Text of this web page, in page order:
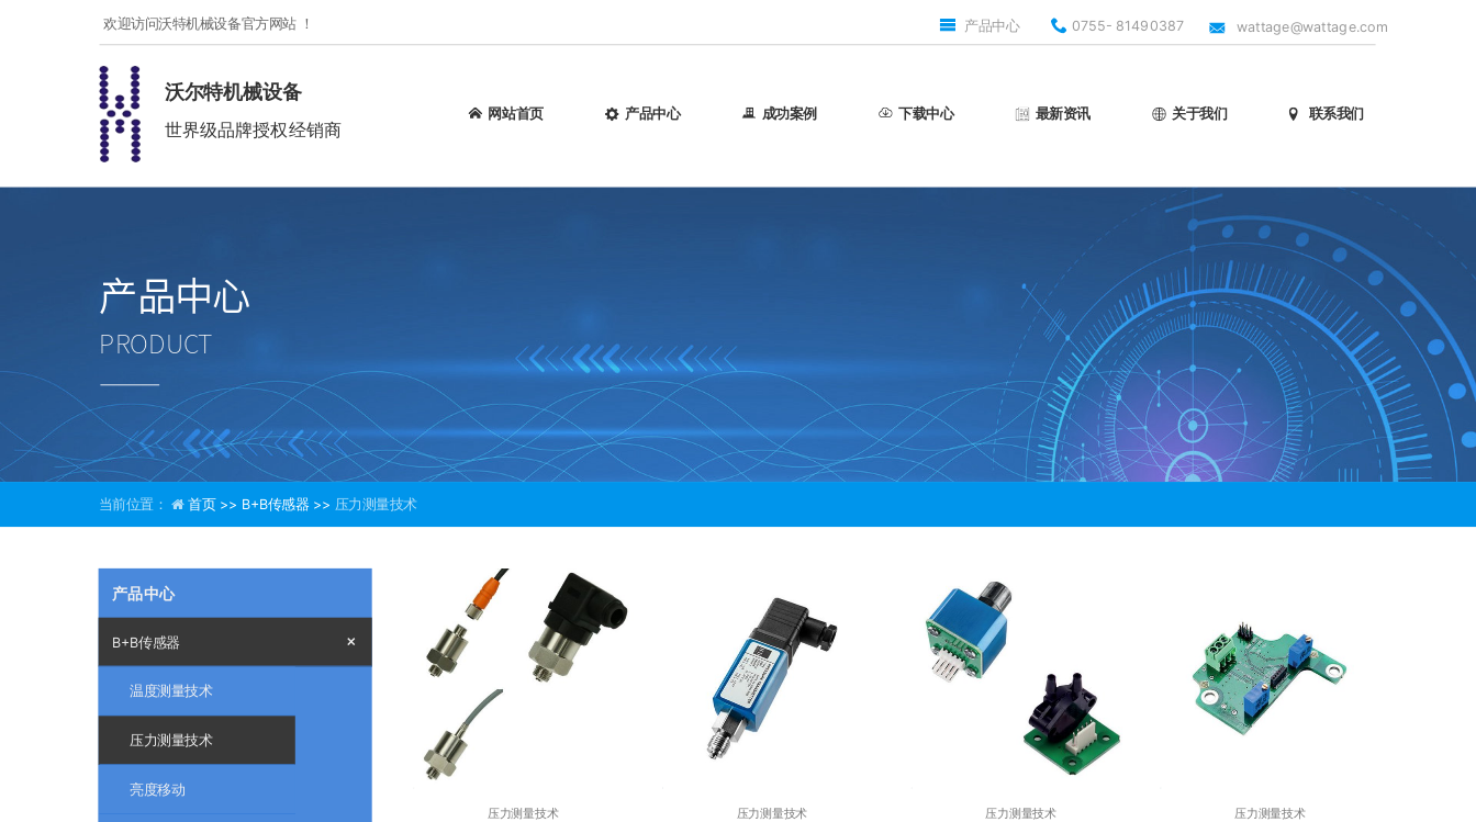
欢迎访问沃特机械设备官方网站 ！ wattage@wattage.com
0755- 81490387
产品中心
沃尔特机械设备
世界级品牌授权经销商
网站首页 产品中心 成功案例 下载中心 最新资讯 关于我们 联系我们
产品中心
PRODUCT
当前位置： 首页 >> B+B传感器 >> 压力测量技术
产品中心
B+B传感器 +
温度测量技术
压力测量技术
亮度移动
压力测量技术 压力测量技术 压力测量技术 压力测量技术